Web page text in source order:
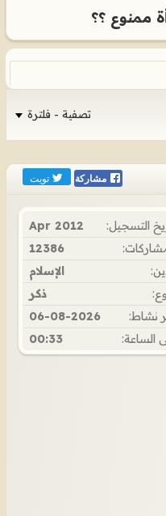
ممنوع ؟؟
تصفية - فلترة
مشاركة تويت
التسجيل:
Apr 2012
12386
الإسلام
ذكر
نشاط:
06-08-2026
الساعة:
00:33